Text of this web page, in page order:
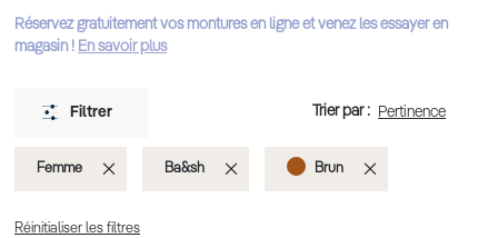
Réservez gratuitement vos montures en ligne et venez les essayer en
magasin ! En savoir plus
Filtrer Trier par :
Femme SupprimerBa&sh Supprimer Brun
Réinitialiser les filtres